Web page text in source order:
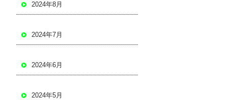
2024年8月
2024年7月
2024年6月
2024年5月